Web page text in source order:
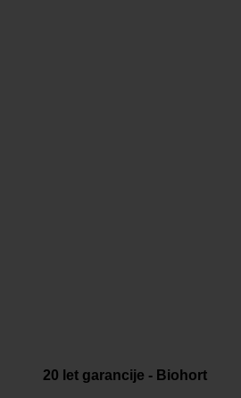
20 let garancije - Biohort